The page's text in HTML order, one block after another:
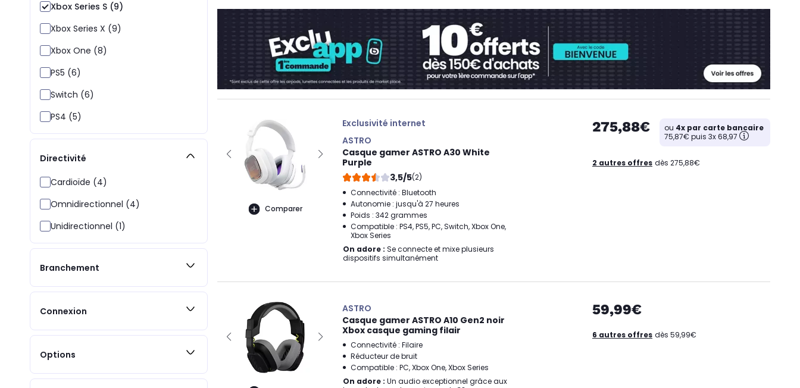
Xbox Series S (9)
Xbox Series X (9)
Xbox One (8)
PS5 (6)
Switch (6)
PS4 (5)
Directivité
Cardioïde (4)
Omnidirectionnel (4)
Unidirectionnel (1)
Branchement
Connexion
Options
Comparer
Exclusivité internet
ASTRO
Casque gamer ASTRO A30 White
Purple
3,5/5(2)
Connectivité : Bluetooth
Autonomie : jusqu'à 27 heures
Poids : 342 grammes
Compatible : PS4, PS5, PC, Switch, Xbox One,
Xbox Series
On adore : Se connecte et mixe plusieurs
dispositifs simultanément
275,88€ ou 4x par carte bancaire
75,87€ puis 3x 68,97
2 autres offres dès 275,88€
ASTRO
Casque gamer ASTRO A10 Gen2 noir
Xbox casque gaming filair
Connectivité : Filaire
Réducteur de bruit
Compatible : PC, Xbox One, Xbox Series
On adore : Un audio exceptionnel grâce aux
59,99€
6 autres offres dès 59,99€